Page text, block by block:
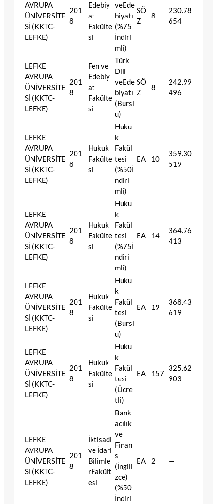
AVRUPA
ÜNİVERSİTE
Sİ (KKTC-
LEFKE)
201
8
Edebiy
at
Fakülte
si
veEde
biyatı
(%75
İndiri
mli)
SÖ
Z
8
230.78
654
LEFKE
AVRUPA
ÜNİVERSİTE
Sİ (KKTC-
LEFKE)
201
8
Fen ve
Edebiy
at
Fakülte
si
Türk
Dili
veEde
biyatı
(Bursl
u)
SÖ
Z
8
242.99
496
LEFKE
AVRUPA
ÜNİVERSİTE
Sİ (KKTC-
LEFKE)
201
8
Hukuk
Fakülte
si
Huku
k
Fakül
tesi
(%50İ
ndiri
mli)
EA 10
359.30
519
LEFKE
AVRUPA
ÜNİVERSİTE
Sİ (KKTC-
LEFKE)
201
8
Hukuk
Fakülte
si
Huku
k
Fakül
tesi
(%75İ
ndiri
mli)
EA 14
364.76
413
LEFKE
AVRUPA
ÜNİVERSİTE
Sİ (KKTC-
LEFKE)
201
8
Hukuk
Fakülte
si
Huku
k
Fakül
tesi
(Bursl
u)
EA 19
368.43
619
LEFKE
AVRUPA
ÜNİVERSİTE
Sİ (KKTC-
LEFKE)
201
8
Hukuk
Fakülte
si
Huku
k
Fakül
tesi
(Ücre
tli)
EA 157
325.62
903
LEFKE
AVRUPA
ÜNİVERSİTE
Sİ (KKTC-
LEFKE)
201
8
İktisadi
ve İdari
Bilimle
rFakült
esi
Bank
acılık
ve
Finan
s
(İngili
zce)
(%50
İndiri
EA 2 —